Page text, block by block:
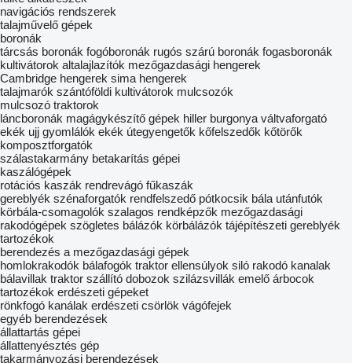
navigációs rendszerek
talajművelő gépek
boronák
tárcsás boronák fogóboronák rugós szárú boronák fogasboronák
kultivátorok altalajlazítók mezőgazdasági hengerek
Cambridge hengerek sima hengerek
talajmarók szántóföldi kultivátorok mulcsozók
mulcsozó traktorok
láncboronák magágykészítő gépek hiller burgonya váltvaforgató
ekék ujj gyomlálók ekék útegyengetők kőfelszedők kőtörők
komposztforgatók
szálastakarmány betakarítás gépei
kaszálógépek
rotációs kaszák rendrevágó fűkaszák
gereblyék szénaforgatók rendfelszedő pótkocsik bála utánfutók
körbála-csomagolók szalagos rendképzők mezőgazdasági
rakodógépek szögletes bálázók körbálázók tájépítészeti gereblyék
tartozékok
berendezés a mezőgazdasági gépek
homlokrakodók bálafogók traktor ellensúlyok siló rakodó kanalak
bálavillak traktor szállító dobozok szilázsvillák emelő árbocok
tartozékok erdészeti gépeket
rönkfogó kanálak erdészeti csörlök vágófejek
egyéb berendezések
állattartás gépei
állattenyésztés gép
takarmányozási berendezések